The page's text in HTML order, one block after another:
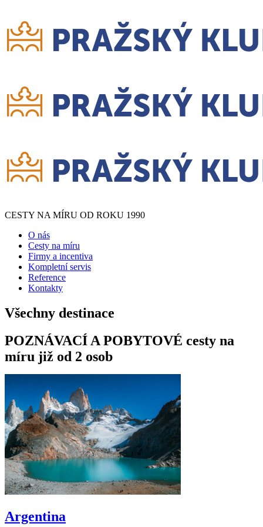
CESTY NA MÍRU OD ROKU 1990
O nás
Cesty na míru
Firmy a incentiva
Kompletní servis
Reference
Kontakty
Všechny destinace
POZNÁVACÍ A POBYTOVÉ cesty na
míru již od 2 osob
Argentina